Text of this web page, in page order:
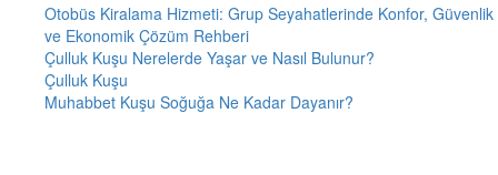
Otobüs Kiralama Hizmeti: Grup Seyahatlerinde Konfor, Güvenlik
ve Ekonomik Çözüm Rehberi
Çulluk Kuşu Nerelerde Yaşar ve Nasıl Bulunur?
Çulluk Kuşu
Muhabbet Kuşu Soğuğa Ne Kadar Dayanır?